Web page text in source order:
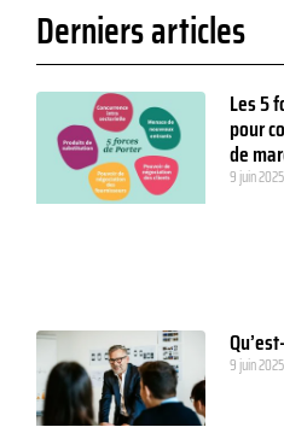
Derniers articles
Les 5
pour
de
9 juin 2025
9 juin 2025